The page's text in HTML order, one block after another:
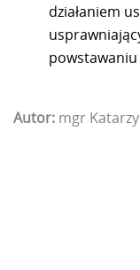
działaniem
powstawaniu
Autor: mgr